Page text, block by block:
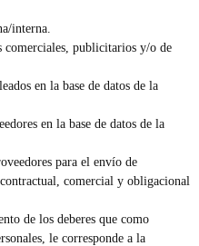
interna.
comerciales, publicitarios y/o de
en la base de datos de la
en la base de datos de la
para el envío de
comercial y obligacional
de los deberes que como
le corresponde a la